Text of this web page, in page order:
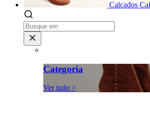
Calçados
Categoria
Ver tudo >